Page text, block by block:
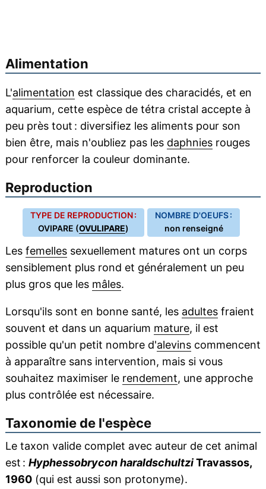
Alimentation
L'alimentation est classique des characidés, et en
aquarium, cette espèce de tétra cristal accepte à
peu près tout : diversifiez les aliments pour son
bien être, mais n'oubliez pas les daphniesrouges
pour renforcer la couleur dominante.
Reproduction
TYPE DE REPRODUCTION :
OVIPARE (OVULIPARE)
NOMBRE D'OEUFS :
non renseigné
Les femellessexuellement matures ont un corps
sensiblement plus rond et généralement un peu
plus gros que les mâles.
Lorsqu'ils sont en bonne santé, les adultesfraient
souvent et dans un aquarium mature, il est
possible qu'un petit nombre d'alevinscommencent
à apparaître sans intervention, mais si vous
souhaitez maximiser le rendement, une approche
plus contrôlée est nécessaire.
Taxonomie de l'espèce
Le taxon valide complet avec auteur de cet animal
est : Hyphessobrycon haraldschultziTravassos,
1960(qui est aussi son protonyme).